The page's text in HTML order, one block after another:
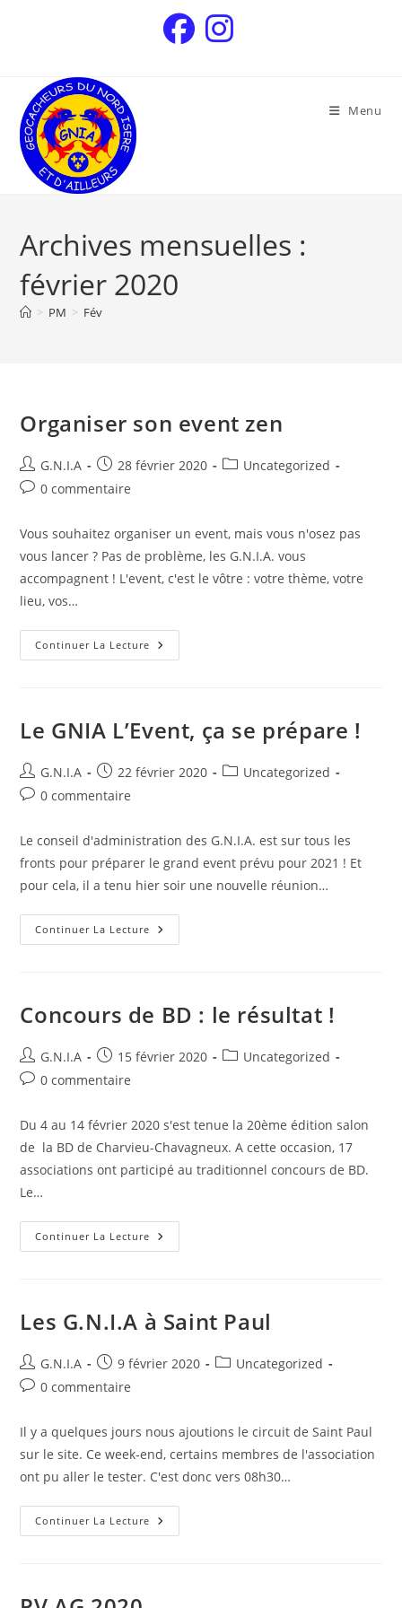
Menu
Archives mensuelles :
février 2020
> PM > Fév
Organiser son event zen
G.N.I.A 28 février 2020
Uncategorized
0 commentaire
Vous souhaitez organiser un event, mais vous n'osez pas
vous lancer ? Pas de problème, les G.N.I.A. vous
accompagnent ! L'event, c'est le vôtre : votre thème, votre
lieu, vos…
Continuer La Lecture
Le GNIA L’Event, ça se prépare !
G.N.I.A 22 février 2020
Uncategorized
0 commentaire
Le conseil d'administration des G.N.I.A. est sur tous les
fronts pour préparer le grand event prévu pour 2021 ! Et
pour cela, il a tenu hier soir une nouvelle réunion…
Continuer La Lecture
Concours de BD : le résultat !
G.N.I.A 15 février 2020
Uncategorized
0 commentaire
Du 4 au 14 février 2020 s'est tenue la 20ème édition salon
de la BD de Charvieu-Chavagneux. A cette occasion, 17
associations ont participé au traditionnel concours de BD.
Le…
Continuer La Lecture
Les G.N.I.A à Saint Paul
G.N.I.A 9 février 2020
Uncategorized
0 commentaire
Il y a quelques jours nous ajoutions le circuit de Saint Paul
sur le site. Ce week-end, certains membres de l'association
ont pu aller le tester. C'est donc vers 08h30…
Continuer La Lecture